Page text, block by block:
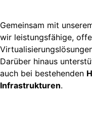
Gemeinsam mit
wir leistungsfähige,
Darüber hinaus
auch bei bestehenden
Infrastrukturen.